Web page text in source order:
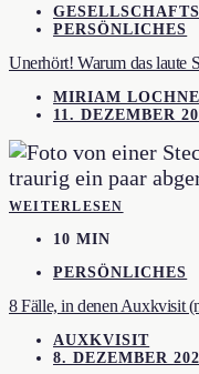
PERSÖNLICHES
Unerhört! Warum das laute
MIRIAM
11. DEZEMBER
WEITERLESEN
10 MIN
PERSÖNLICHES
8 Fälle, in denen Auxkvisit
AUXKVISIT
8. DEZEMBER